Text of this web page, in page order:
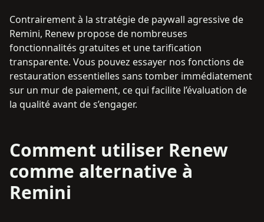
Contrairement à la stratégie de paywall agressive de
Remini, Renew propose de nombreuses
fonctionnalités gratuites et une tarification
transparente. Vous pouvez essayer nos fonctions de
restauration essentielles sans tomber immédiatement
sur un mur de paiement, ce qui facilite l’évaluation de
la qualité avant de s’engager.
Comment utiliser Renew
comme alternative à
Remini